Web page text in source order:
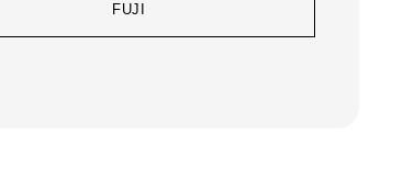
FUJI